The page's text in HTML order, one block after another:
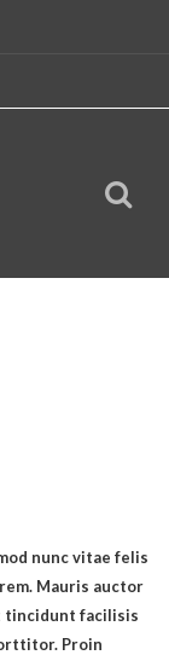
nunc vitae felis
Mauris auctor
tincidunt facilisis
Proin